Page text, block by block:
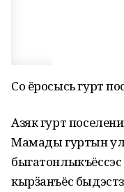
Со ёросысь гурт
Азяк гурт
Мамады гуртын
быгатонлыкъёссэс
кырӟанъёс